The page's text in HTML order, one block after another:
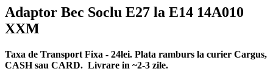
Adaptor Bec Soclu E27 la E14 14A010
XXM
Taxa de Transport Fixa - 24lei. Plata ramburs la curier Cargus,
CASH sau CARD. Livrare in ~2-3 zile.